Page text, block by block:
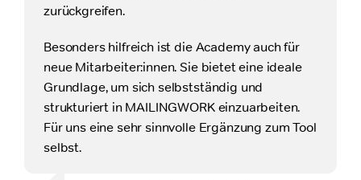
zurückgreifen.
Besonders hilfreich ist die Academy auch für
neue Mitarbeiter:innen. Sie bietet eine ideale
Grundlage, um sich selbstständig und
strukturiert in MAILINGWORK einzuarbeiten.
Für uns eine sehr sinnvolle Ergänzung zum Tool
selbst.
Die gut erklärten Sachverhalte und
richtige Hilfestellung und Sicherheit im
Umgang mit den Bounces. Nebenbei lernteich
weitere Arten, die Verteiler zu bereinigen,
kennen und konnte so die Arbeit noch
effektiver fortsetzen.